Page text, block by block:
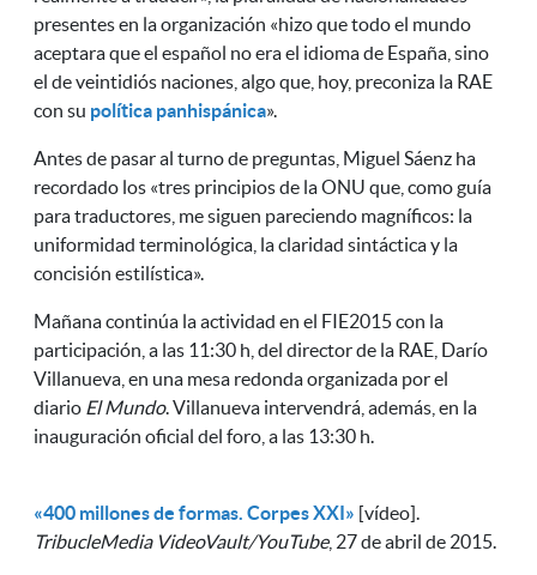
presentes en la organización «hizo que todo el mundo
aceptara que el español no era el idioma de España, sino
el de veintidiós naciones, algo que, hoy, preconiza la RAE
con su política panhispánica».
Antes de pasar al turno de preguntas, Miguel Sáenz ha
recordado los «tres principios de la ONU que, como guía
para traductores, me siguen pareciendo magníficos: la
uniformidad terminológica, la claridad sintáctica y la
concisión estilística».
Mañana continúa la actividad en el FIE2015 con la
participación, a las 11:30 h, del director de la RAE, Darío
Villanueva, en una mesa redonda organizada por el
diario El Mundo. Villanueva intervendrá, además, en la
inauguración oficial del foro, a las 13:30 h.
«400 millones de formas. Corpes XXI» [vídeo].
TribucleMedia VideoVault/YouTube, 27 de abril de 2015.